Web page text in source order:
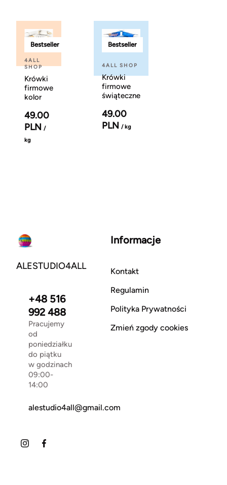
Bestseller
4ALL
SHOP
Krówki
firmowe
kolor
49.00
PLN /
kg
Bestseller
4ALL SHOP
Krówki
firmowe
świąteczne
49.00
PLN / kg
ALESTUDIO4ALL
+48 516
992 488
Pracujemy
od
poniedziałku
do piątku
w godzinach
09:00-
14:00
alestudio4all@gmail.com
Informacje
Kontakt
Regulamin
Polityka Prywatności
Zmień zgody cookies